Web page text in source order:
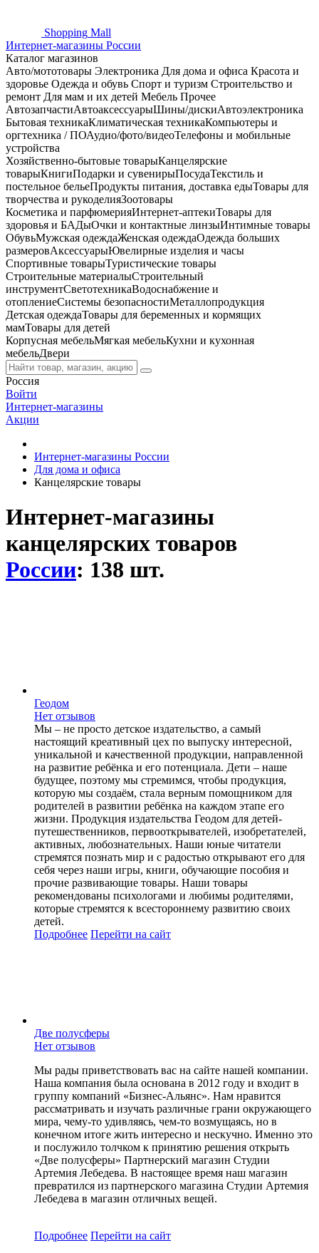
Shopping Mall
Интернет-магазины России
Каталог магазинов
Авто/мототовары Электроника Для дома и офиса Красота и
здоровье Одежда и обувь Спорт и туризм Строительство и
ремонт Для мам и их детей Мебель Прочее
АвтозапчастиАвтоаксессуарыШины/дискиАвтоэлектроника
Бытовая техникаКлиматическая техникаКомпьютеры и
оргтехника / ПОАудио/фото/видеоТелефоны и мобильные
устройства
Хозяйственно-бытовые товарыКанцелярские
товарыКнигиПодарки и сувенирыПосудаТекстиль и
постельное бельеПродукты питания, доставка едыТовары для
творчества и рукоделияЗоотовары
Косметика и парфюмерияИнтернет-аптекиТовары для
здоровья и БАДыОчки и контактные линзыИнтимные товары
ОбувьМужская одеждаЖенская одеждаОдежда больших
размеровАксессуарыЮвелирные изделия и часы
Спортивные товарыТуристические товары
Строительные материалыСтроительный
инструментСветотехникаВодоснабжение и
отоплениеСистемы безопасностиМеталлопродукция
Детская одеждаТовары для беременных и кормящих
мамТовары для детей
Корпусная мебельМягкая мебельКухни и кухонная
мебельДвери
Россия
Войти
Интернет-магазины
Акции
Интернет-магазины России
Для дома и офиса
Канцелярские товары
Интернет-магазины
канцелярских товаров
России: 138 шт.
Геодом
Нет отзывов
Мы – не просто детское издательство, а самый
настоящий креативный цех по выпуску интересной,
уникальной и качественной продукции, направленной
на развитие ребёнка и его потенциала. Дети – наше
будущее, поэтому мы стремимся, чтобы продукция,
которую мы создаём, стала верным помощником для
родителей в развитии ребёнка на каждом этапе его
жизни. Продукция издательства Геодом для детей-
путешественников, первооткрывателей, изобретателей,
активных, любознательных. Наши юные читатели
стремятся познать мир и с радостью открывают его для
себя через наши игры, книги, обучающие пособия и
прочие развивающие товары. Наши товары
рекомендованы психологами и любимы родителями,
которые стремятся к всестороннему развитию своих
детей.
Подробнее Перейти на сайт
Две полусферы
Нет отзывов
Мы рады приветствовать вас на сайте нашей компании.
Наша компания была основана в 2012 году и входит в
группу компаний «Бизнес-Альянс». Нам нравится
рассматривать и изучать различные грани окружающего
мира, чему-то удивляясь, чем-то возмущаясь, но в
конечном итоге жить интересно и нескучно. Именно это
и послужило толчком к принятию решения открыть
«Две полусферы» Партнерский магазин Студии
Артемия Лебедева. В настоящее время наш магазин
превратился из партнерского магазина Студии Артемия
Лебедева в магазин отличных вещей.
Подробнее Перейти на сайт